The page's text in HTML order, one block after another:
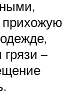
прихожую
–